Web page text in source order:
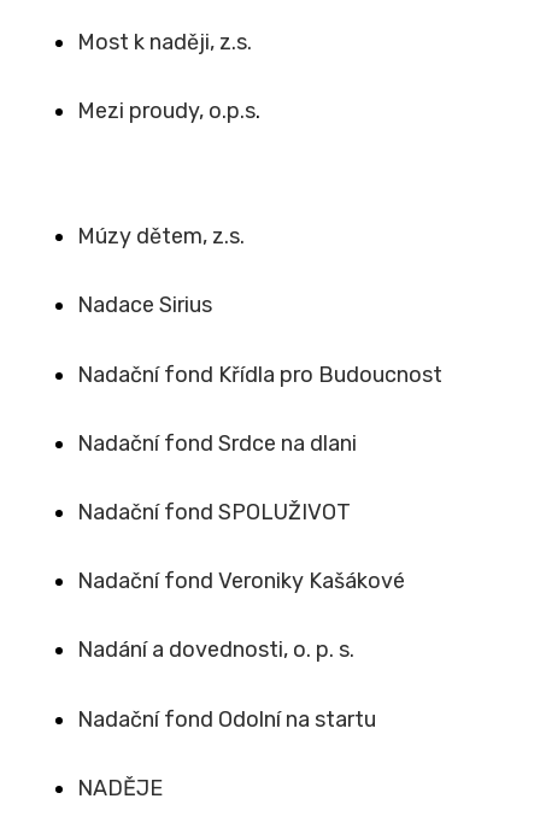
Most k naději, z.s.
Mezi proudy, o.p.s.
Múzy dětem, z.s.
Nadace Sirius
Nadační fond Křídla pro Budoucnost
Nadační fond Srdce na dlani
Nadační fond SPOLUŽIVOT
Nadační fond Veroniky Kašákové
Nadání a dovednosti, o. p. s.
Nadační fond Odolní na startu
NADĚJE